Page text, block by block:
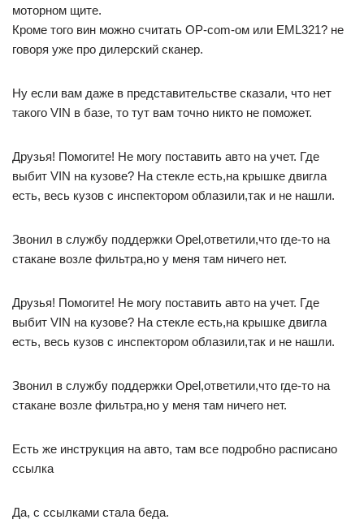
моторном щите.
Кроме того вин можно считать OP-com-ом или EML321? не
говоря уже про дилерский сканер.
Ну если вам даже в представительстве сказали, что нет
такого VIN в базе, то тут вам точно никто не поможет.
Друзья! Помогите! Не могу поставить авто на учет. Где
выбит VIN на кузове? На стекле есть,на крышке двигла
есть, весь кузов с инспектором облазили,так и не нашли.
Звонил в службу поддержки Opel,ответили,что где-то на
стакане возле фильтра,но у меня там ничего нет.
Друзья! Помогите! Не могу поставить авто на учет. Где
выбит VIN на кузове? На стекле есть,на крышке двигла
есть, весь кузов с инспектором облазили,так и не нашли.
Звонил в службу поддержки Opel,ответили,что где-то на
стакане возле фильтра,но у меня там ничего нет.
Есть же инструкция на авто, там все подробно расписано
ссылка
Да, с ссылками стала беда.